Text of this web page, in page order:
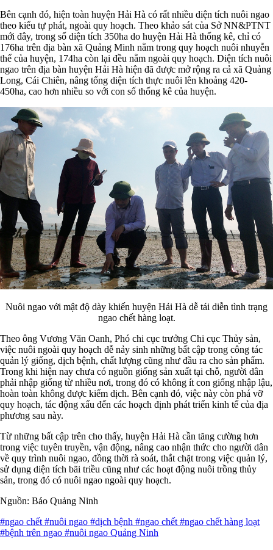
Bên cạnh đó, hiện toàn huyện Hải Hà có rất nhiều diện tích nuôi ngao
theo kiểu tự phát, ngoài quy hoạch. Theo khảo sát của Sở NN&PTNT
mới đây, trong số diện tích 350ha do huyện Hải Hà thống kê, chỉ có
176ha trên địa bàn xã Quảng Minh nằm trong quy hoạch nuôi nhuyễn
thể của huyện, 174ha còn lại đều nằm ngoài quy hoạch. Diện tích nuôi
ngao trên địa bàn huyện Hải Hà hiện đã được mở rộng ra cả xã Quảng
Long, Cái Chiên, nâng tổng diện tích thực nuôi lên khoảng 420-
450ha, cao hơn nhiều so với con số thống kê của huyện.
Nuôi ngao với mật độ dày khiến huyện Hải Hà dễ tái diễn tình trạng
ngao chết hàng loạt.
Theo ông Vương Văn Oanh, Phó chi cục trưởng Chi cục Thủy sản,
việc nuôi ngoài quy hoạch dễ nảy sinh những bất cập trong công tác
quản lý giống, dịch bệnh, chất lượng cũng như đầu ra cho sản phẩm.
Trong khi hiện nay chưa có nguồn giống sản xuất tại chỗ, người dân
phải nhập giống từ nhiều nơi, trong đó có không ít con giống nhập lậu,
hoàn toàn không được kiểm dịch. Bên cạnh đó, việc này còn phá vỡ
quy hoạch, tác động xấu đến các hoạch định phát triển kinh tế của địa
phương sau này.
Từ những bất cập trên cho thấy, huyện Hải Hà cần tăng cường hơn
trong việc tuyên truyền, vận động, nâng cao nhận thức cho người dân
về quy trình nuôi ngao, đồng thời rà soát, thắt chặt trong việc quản lý,
sử dụng diện tích bãi triều cũng như các hoạt động nuôi trồng thủy
sản, trong đó có nuôi ngao ngoài quy hoạch.
Nguồn: Báo Quảng Ninh
#ngao chết #nuôi ngao #dịch bệnh #ngao chết #ngao chết hàng loạt
#bệnh trên ngao #nuôi ngao Quảng Ninh